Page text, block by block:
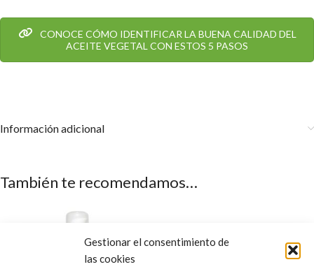
Gestionar el consentimiento de
las cookies
CONOCE CÓMO IDENTIFICAR LA BUENA CALIDAD DEL
ACEITE VEGETAL CON ESTOS 5 PASOS
Información adicional
También te recomendamos…